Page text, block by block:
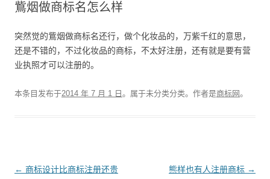
鴜烟做商标名怎么样
突然觉的鴜烟做商标名还行，做个化妆品的，万紫千红的意思，
还是不错的，不过化妆品的商标，不太好注册，还有就是要有营
业执照才可以注册的。
本条目发布于2014 年 7 月 1 日 。属于未分类分类。 作者是商标网。
文
← 商标设计比商标注册还贵 熊样也有人注册商标 →